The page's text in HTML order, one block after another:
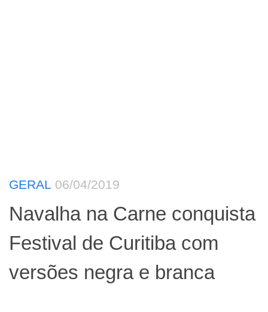
GERAL 06/04/2019
Navalha na Carne conquista
Festival de Curitiba com
versões negra e branca